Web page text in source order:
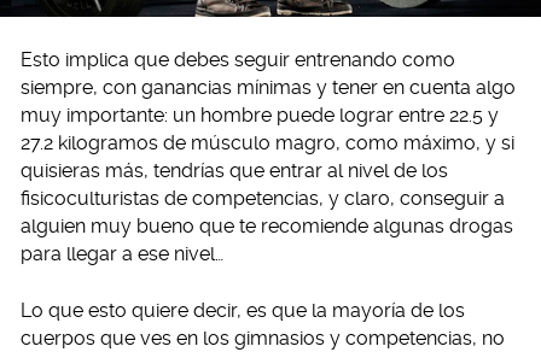
Esto implica que debes seguir entrenando como
siempre, con ganancias mínimas y tener en cuenta algo
muy importante: un hombre puede lograr entre 22.5 y
27.2 kilogramos de músculo magro, como máximo, y si
quisieras más, tendrías que entrar al nivel de los
fisicoculturistas de competencias, y claro, conseguir a
alguien muy bueno que te recomiende algunas drogas
para llegar a ese nivel…
Lo que esto quiere decir, es que la mayoría de los
cuerpos que ves en los gimnasios y competencias, no